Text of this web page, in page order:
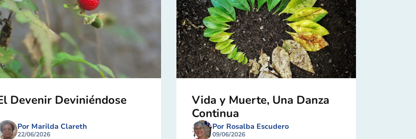
Devenir Deviniéndose
Por Marilda Clareth
22/06/2026
Vida y Muerte, Una Danza
Continua
Por Rosalba Escudero
09/06/2026